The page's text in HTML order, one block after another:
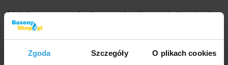
Zgoda Szczegóły O plikach cookies
Metalowa rama schodowa z plastikowymi stopniami.
Przeznaczony do basenów naziemnych o wysokości
ściany basenu do 107 cm.
Schody są bezpieczne = mają wyjmowane stopnie